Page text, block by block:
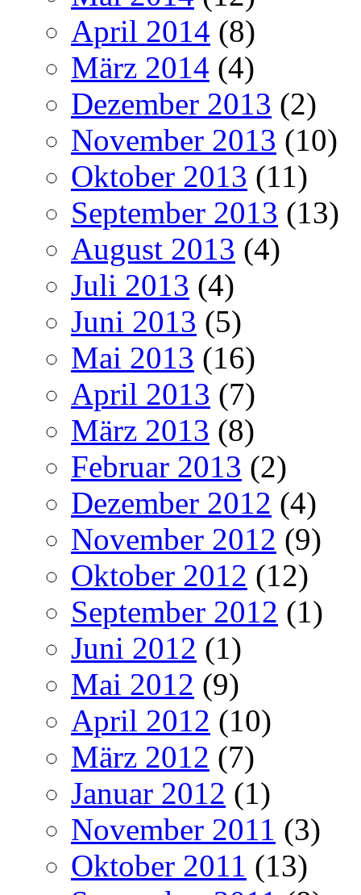
April 2014 (8)
März 2014 (4)
Dezember 2013 (2)
November 2013 (10)
Oktober 2013 (11)
September 2013 (13)
August 2013 (4)
Juli 2013 (4)
Juni 2013 (5)
Mai 2013 (16)
April 2013 (7)
März 2013 (8)
Februar 2013 (2)
Dezember 2012 (4)
November 2012 (9)
Oktober 2012 (12)
September 2012 (1)
Juni 2012 (1)
Mai 2012 (9)
April 2012 (10)
März 2012 (7)
Januar 2012 (1)
November 2011 (3)
Oktober 2011 (13)